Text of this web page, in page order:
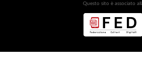
Questo sito è associato